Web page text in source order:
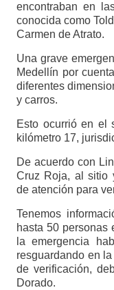
encontraban en
conocida como
Carmen de Atrato.
Una grave
Medellín por
diferentes
y carros.
Esto ocurrió en el
kilómetro 17,
De acuerdo con
Cruz Roja, al sitio
de atención para
Tenemos
hasta 50 personas
la emergencia
resguardando en
de verificación,
Dorado.